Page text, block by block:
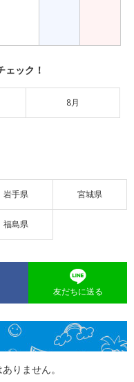
ック！
8月
岩手県 宮城県
福島県
友だちに送る
りません。